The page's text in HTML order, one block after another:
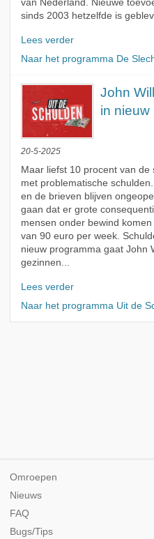
van Nederland. Nieuwe
sinds 2003 hetzelfde is
Lees verder
Naar het programma De
John
in nieuw
20-5-2025
Maar liefst 10 procent van
met problematische
en de brieven blijven
gaan dat er grote
mensen onder bewind
van 90 euro per week.
nieuw programma gaat John
gezinnen...
Lees verder
Naar het programma Uit de
Omroepen
Nieuws
FAQ
Bugs/Tips